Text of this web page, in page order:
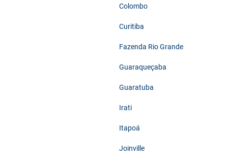
Colombo
Curitiba
Fazenda Rio Grande
Guaraqueçaba
Guaratuba
Irati
Itapoá
Joinville